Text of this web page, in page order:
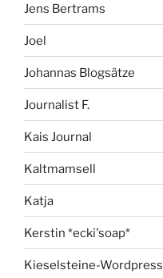
Jens Bertrams
Joel
Johannas Blogsätze
Journalist F.
Kais Journal
Kaltmamsell
Katja
Kerstin *ecki'soap*
Kieselsteine-Wordpress